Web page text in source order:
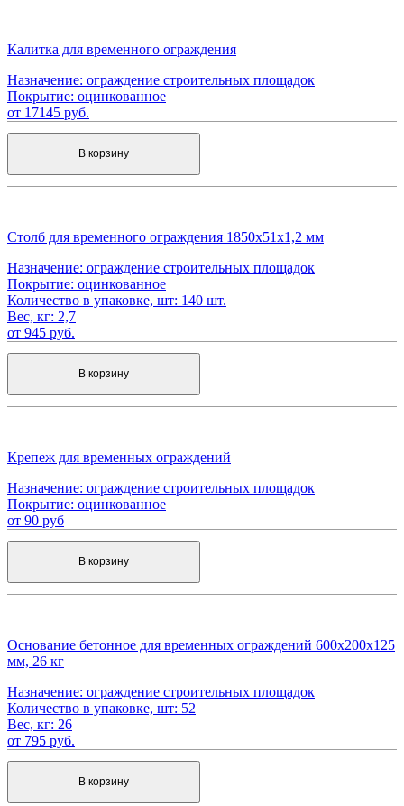
Калитка для временного ограждения
Назначение: ограждение строительных площадок
Покрытие: оцинкованное
от 17145 руб.
В корзину
Столб для временного ограждения 1850х51х1,2 мм
Назначение: ограждение строительных площадок
Покрытие: оцинкованное
Количество в упаковке, шт: 140 шт.
Вес, кг: 2,7
от 945 руб.
В корзину
Крепеж для временных ограждений
Назначение: ограждение строительных площадок
Покрытие: оцинкованное
от 90 руб
В корзину
Основание бетонное для временных ограждений 600х200х125
мм, 26 кг
Назначение: ограждение строительных площадок
Количество в упаковке, шт: 52
Вес, кг: 26
от 795 руб.
В корзину